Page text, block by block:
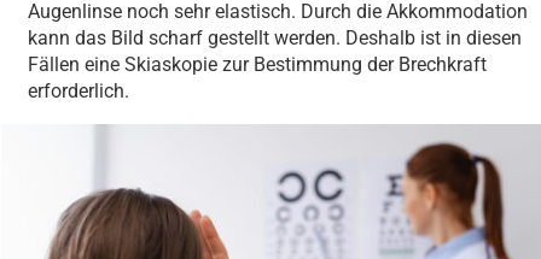
Augenlinse noch sehr elastisch. Durch die Akkommodation
kann das Bild scharf gestellt werden. Deshalb ist in diesen
Fällen eine Skiaskopie zur Bestimmung der Brechkraft
erforderlich.